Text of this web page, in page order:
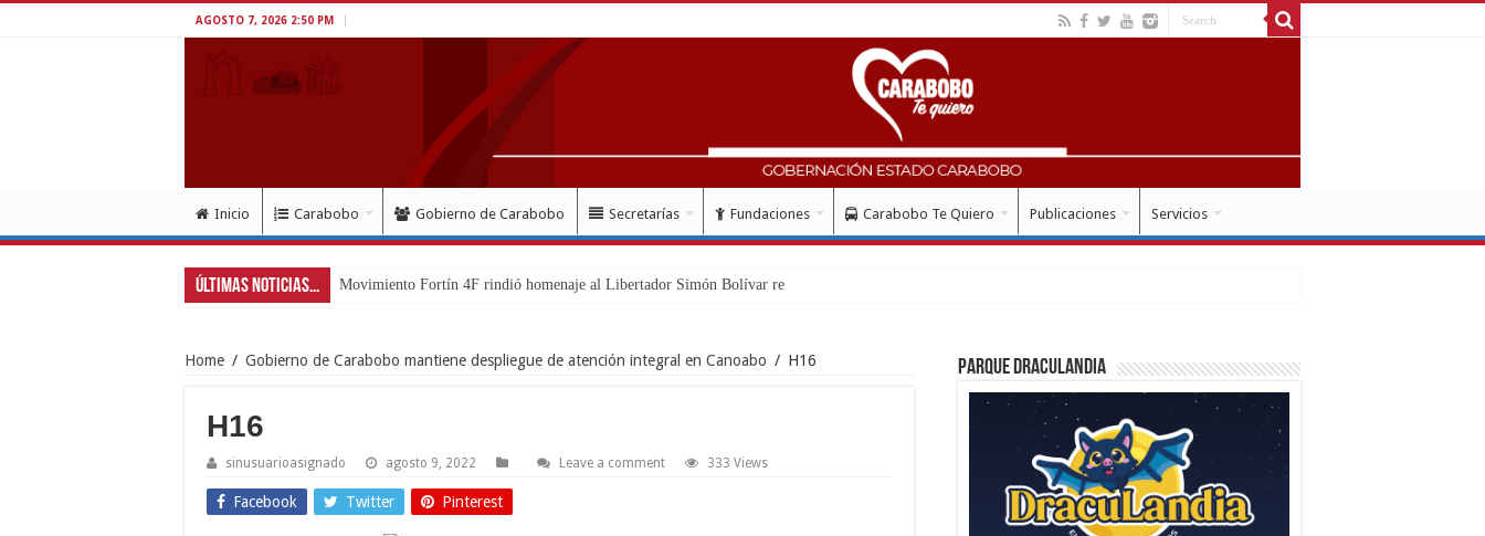
AGOSTO 7, 2026 2:50 PM
Inicio Carabobo Gobierno de Carabobo Secretarías Fundaciones Carabobo Te Quiero Publicaciones Servicios
Últimas Noticias... Movimiento Fortín 4F rindió homenaje al Libertador Simón Bolívar recordando su gest
Home / Gobierno de Carabobo mantiene despliegue de atención integral en Canoabo / H16
H16
sinusuarioasignado agosto 9, 2022 Leave a comment 333 Views
Facebook Twitter Pinterest
Parque Draculandia